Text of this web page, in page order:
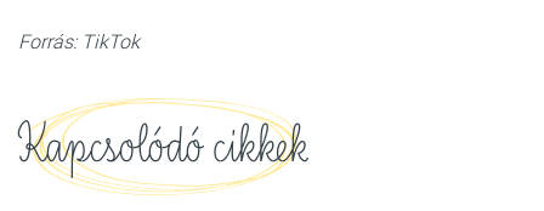
Forrás: TikTok
Kapcsolódó cikkek